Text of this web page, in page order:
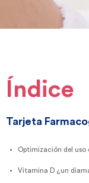
Índice
Tarjeta
Optimización del uso
Vitamina D ¿un